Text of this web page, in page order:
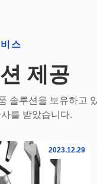
스
제공
솔루션을 보유하고
를 받았습니다.
2023.12.29